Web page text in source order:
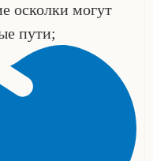
осколки могут
пути;